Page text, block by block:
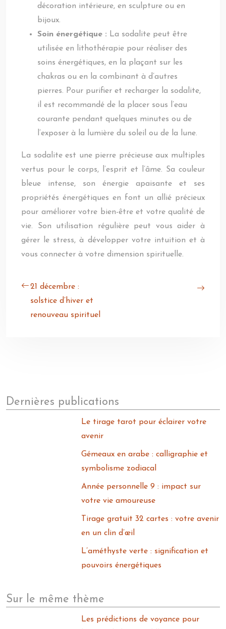
décoration intérieure, en sculpture ou en
bijoux.
Soin énergétique : La sodalite peut être
utilisée en lithothérapie pour réaliser des
soins énergétiques, en la plaçant sur les
chakras ou en la combinant à d’autres
pierres. Pour purifier et recharger la sodalite,
il est recommandé de la placer sous l’eau
courante pendant quelques minutes ou de
l’exposer à la lumière du soleil ou de la lune.
La sodalite est une pierre précieuse aux multiples
vertus pour le corps, l’esprit et l’âme. Sa couleur
bleue intense, son énergie apaisante et ses
propriétés énergétiques en font un allié précieux
pour améliorer votre bien-être et votre qualité de
vie. Son utilisation régulière peut vous aider à
gérer le stress, à développer votre intuition et à
vous connecter à votre dimension spirituelle.
21 décembre :
solstice d’hiver et
renouveau spirituel
Dernières publications
Le tirage tarot pour éclairer votre
avenir
Gémeaux en arabe : calligraphie et
symbolisme zodiacal
Année personnelle 9 : impact sur
votre vie amoureuse
Tirage gratuit 32 cartes : votre avenir
en un clin d’œil
L’améthyste verte : signification et
pouvoirs énergétiques
Sur le même thème
Les prédictions de voyance pour